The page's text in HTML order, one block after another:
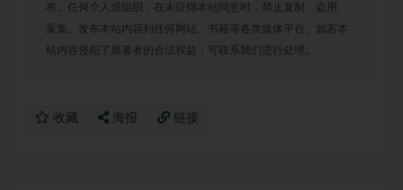
布。任何个人或组织，在未征得本站同意时，禁止复制、盗用、
采集、发布本站内容到任何网站、书籍等各类媒体平台。如若本
站内容侵犯了原著者的合法权益，可联系我们进行处理。
收藏 海报 链接